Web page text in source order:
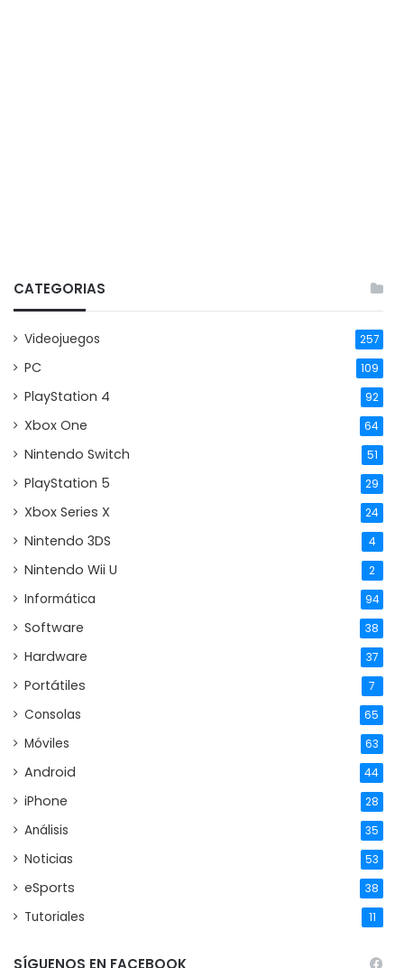
CATEGORIAS
Videojuegos 257
PC 109
PlayStation 4 92
Xbox One 64
Nintendo Switch 51
PlayStation 5 29
Xbox Series X 24
Nintendo 3DS 4
Nintendo Wii U 2
Informática 94
Software 38
Hardware 37
Portátiles 7
Consolas 65
Móviles 63
Android 44
iPhone 28
Análisis 35
Noticias 53
eSports 38
Tutoriales 11